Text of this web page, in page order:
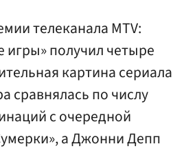
телеканала MTV:
получил четыре
картина сериала
сравнялась по числу
с очередной
а Джонни Депп